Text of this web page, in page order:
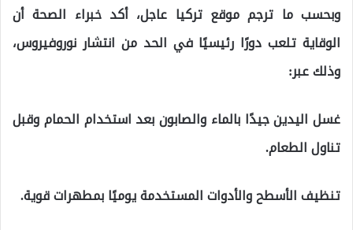
وبحسب ما ترجم موقع تركيا عاجل، أكد خبراء الصحة أن
الوقاية تلعب دورًا رئيسيًا في الحد من انتشار نوروفيروس،
وذلك عبر:
غسل اليدين جيدًا بالماء والصابون بعد استخدام الحمام وقبل
تناول الطعام.
تنظيف الأسطح والأدوات المستخدمة يوميًا بمطهرات قوية.